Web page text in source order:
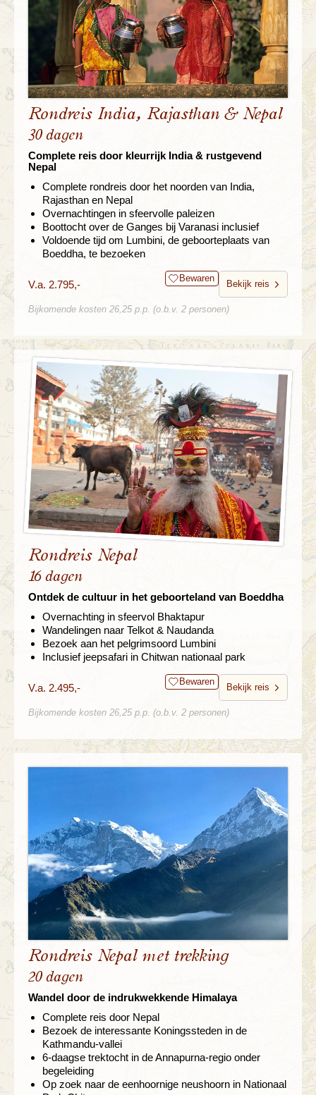
Rondreis India, Rajasthan & Nepal
30 dagen
Complete reis door kleurrijk India & rustgevend
Nepal
Complete rondreis door het noorden van India,
Rajasthan en Nepal
Overnachtingen in sfeervolle paleizen
Boottocht over de Ganges bij Varanasi inclusief
Voldoende tijd om Lumbini, de geboorteplaats van
Boeddha, te bezoeken
V.a. 2.795,- Bewaren
Bekijk reis
Bijkomende kosten 26,25 p.p. (o.b.v. 2 personen)
Rondreis Nepal
16 dagen
Ontdek de cultuur in het geboorteland van Boeddha
Overnachting in sfeervol Bhaktapur
Wandelingen naar Telkot & Naudanda
Bezoek aan het pelgrimsoord Lumbini
Inclusief jeepsafari in Chitwan nationaal park
V.a. 2.495,- Bewaren
Bekijk reis
Bijkomende kosten 26,25 p.p. (o.b.v. 2 personen)
Rondreis Nepal met trekking
20 dagen
Wandel door de indrukwekkende Himalaya
Complete reis door Nepal
Bezoek de interessante Koningssteden in de
Kathmandu-vallei
6-daagse trektocht in de Annapurna-regio onder
begeleiding
Op zoek naar de eenhoornige neushoorn in Nationaal